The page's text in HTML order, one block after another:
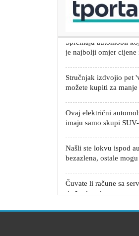
Hormuz
je najbolji omjer cijene
Stručnjak izdvojio pet
možete kupiti za
Ovaj električni
imaju samo skupi
Našli ste lokvu ispod
bezazlena, ostale
Čuvate li račune sa
dođe skup kvar